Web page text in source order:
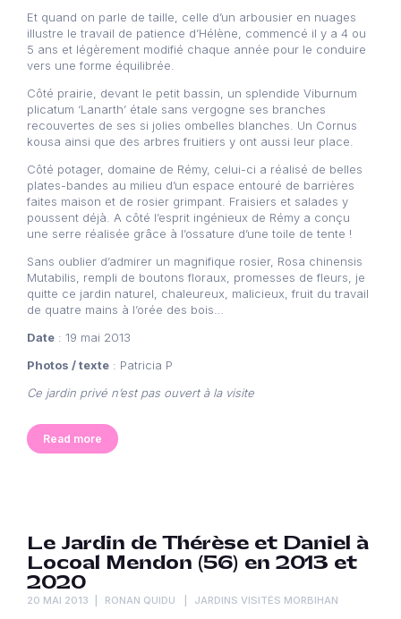
Et quand on parle de taille, celle d’un arbousier en nuages
illustre le travail de patience d’Hélène, commencé il y a 4 ou
5 ans et légèrement modifié chaque année pour le conduire
vers une forme équilibrée.
Côté prairie, devant le petit bassin, un splendide Viburnum
plicatum ‘Lanarth’ étale sans vergogne ses branches
recouvertes de ses si jolies ombelles blanches. Un Cornus
kousa ainsi que des arbres fruitiers y ont aussi leur place.
Côté potager, domaine de Rémy, celui-ci a réalisé de belles
plates-bandes au milieu d’un espace entouré de barrières
faites maison et de rosier grimpant. Fraisiers et salades y
poussent déjà. A côté l’esprit ingénieux de Rémy a conçu
une serre réalisée grâce à l’ossature d’une toile de tente !
Sans oublier d’admirer un magnifique rosier, Rosa chinensis
Mutabilis, rempli de boutons floraux, promesses de fleurs, je
quitte ce jardin naturel, chaleureux, malicieux, fruit du travail
de quatre mains à l’orée des bois…
Date : 19 mai 2013
Photos / texte : Patricia P
Ce jardin privé n’est pas ouvert à la visite
Read more
Le Jardin de Thérèse et Daniel à
Locoal Mendon (56) en 2013 et
2020
20 MAI 2013 RONAN QUIDU JARDINS VISITÉS MORBIHAN